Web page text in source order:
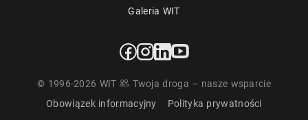
Galeria WIT
© 1996-2026 WIT
Twoja droga – nasze wsparcie
Obowiązek informacyjny
Polityka prywatności